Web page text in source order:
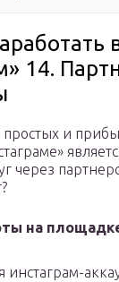
14.
и
через
на
инстаграм-